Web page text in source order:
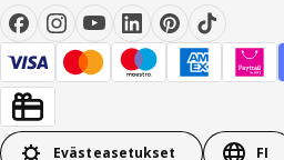
Evästeasetukset FI